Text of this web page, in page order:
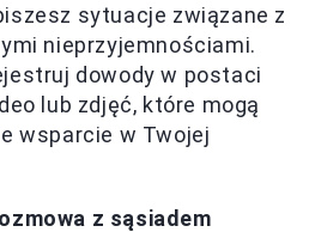
sytuacje związane z
nieprzyjemnościami.
dowody w postaci
lub zdjęć, które mogą
wsparcie w Twojej
z sąsiadem